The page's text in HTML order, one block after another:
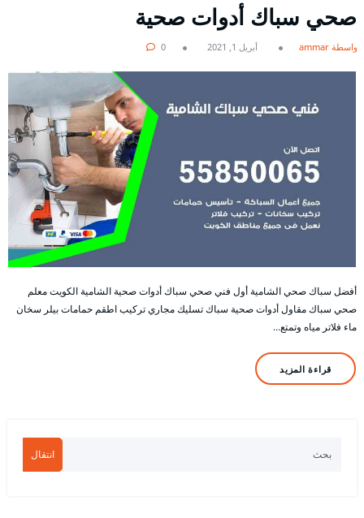
صحي سباك أدوات صحية
بواسطة ammar أبريل 1, 2021 0
أفضل سباك صحي الشامية أول فني صحي سباك أدوات صحية الشامية الكويت معلم
صحي سباك مقاول أدوات صحية سباك تسليك مجاري تركيب اطقم حمامات بيلر سخان
ماء فلاتر مياه وتمتع…
قراءة المزيد
انتقال